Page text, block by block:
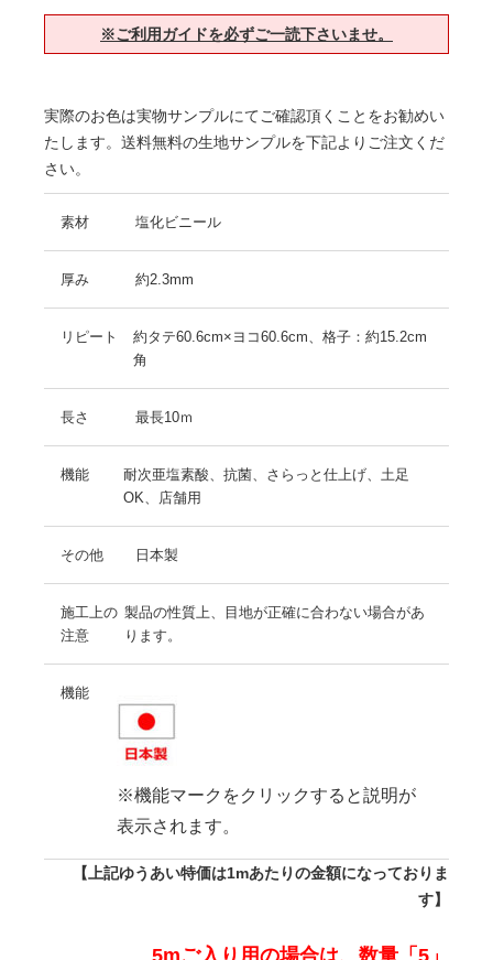
※ご利用ガイドを必ずご一読下さいませ。
実際のお色は実物サンプルにてご確認頂くことをお勧めい
たします。送料無料の生地サンプルを下記よりご注文くだ
さい。
素材 塩化ビニール
厚み 約2.3mm
リピート
約タテ60.6cm×ヨコ60.6cm、格子：約15.2cm
角
長さ 最長10ｍ
機能
耐次亜塩素酸、抗菌、さらっと仕上げ、土足
OK、店舗用
その他 日本製
施工上の
注意
製品の性質上、目地が正確に合わない場合があ
ります。
機能
※機能マークをクリックすると説明が
表示されます。
【上記ゆうあい特価は1mあたりの金額になっておりま
す】
5mご入り用の場合は、数量「5」